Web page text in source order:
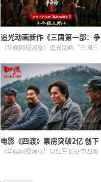
追光动画新作《三国第一部：争
洛阳》今日正式上映
（华娱网视消息）追光动画“三国三
今日正式上映，并发布今日上映图，
曹操袁绍并肩执礼，邀请观众共赴三
国史诗开端。同期发布的“为天下
为...
电影《四渡》票房突破2亿 创下
长征题材票房新纪录
（华娱网视消息）以红军长征中四渡
国院线掀起了一股红色观影热潮，...